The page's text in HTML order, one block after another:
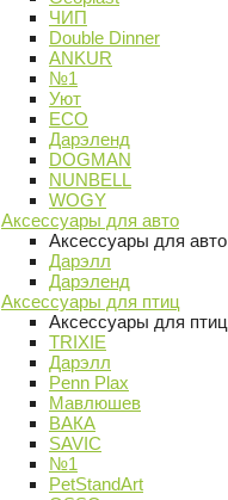
ЧИП
Double Dinner
ANKUR
№1
Уют
ECO
Дарэленд
DOGMAN
NUNBELL
WOGY
Аксессуары для авто
Аксессуары для авто
Дарэлл
Дарэленд
Аксессуары для птиц
Аксессуары для птиц
TRIXIE
Дарэлл
Penn Plax
Мавлюшев
ВАКА
SAVIC
№1
PetStandArt